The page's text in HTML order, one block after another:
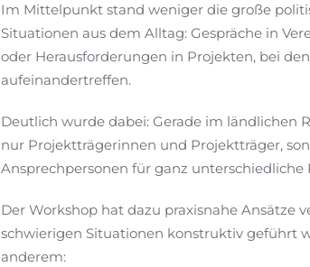
Im Mittelpunkt stand weniger die große
Situationen aus dem Alltag: Gespräche in
oder Herausforderungen in Projekten, bei
aufeinandertreffen.
Deutlich wurde dabei: Gerade im ländlichen
nur Projektträgerinnen und Projektträger,
Ansprechpersonen für ganz unterschiedliche
Der Workshop hat dazu praxisnahe Ansätze
schwierigen Situationen konstruktiv geführt
anderem: